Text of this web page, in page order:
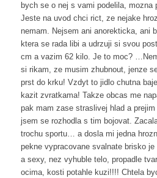
bych se o nej s vami podelila, mozna
Jeste na uvod chci rict, ze nejake
nemam. Nejsem ani anorekticka, ani
ktera se rada libi a udrzuji si svou
cm a vazim 62 kilo. Je to moc?
si rikam, ze musim zhubnout, jenze
prst do krku! Vzdyt to jidlo chutna
kazit zvratkama! Takze obcas me
pak mam zase straslivej hlad a
jsem se rozhodla s tim bojovat.
trochu sportu… a dosla mi jedna
pekne vypracovane svalnate brisko
a sexy, nez vyhuble telo, propadle
ocima, kosti potahle kuzi!!!! Chtela